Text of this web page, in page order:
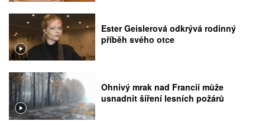
Ester Geislerová odkrývá rodinný
příběh svého otce
Ohnivý mrak nad Francií může
usnadnit šíření lesních požárů